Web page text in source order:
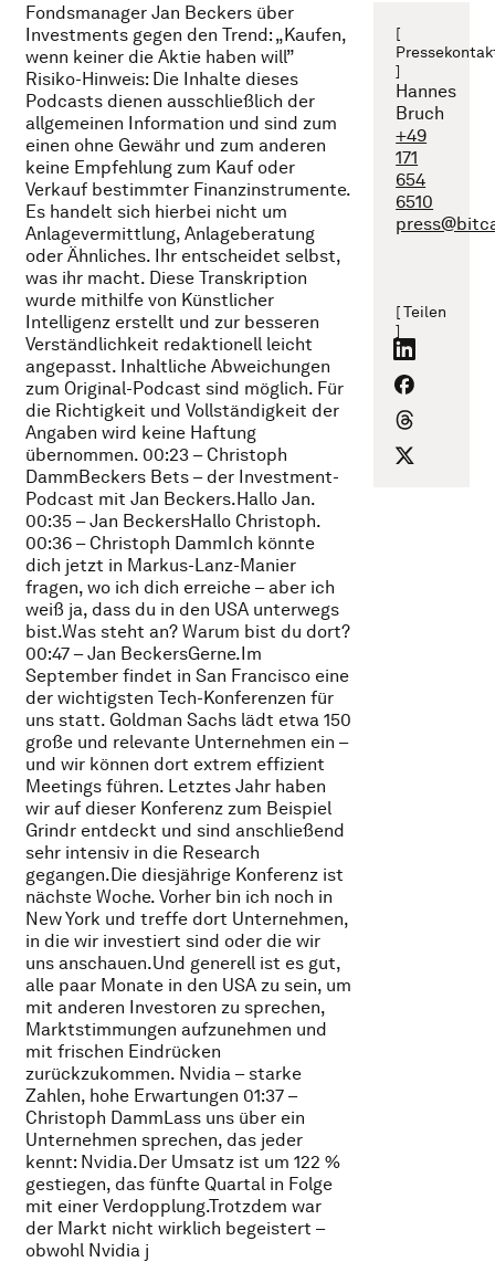
Fondsmanager Jan Beckers über
Investments gegen den Trend: „Kaufen,
wenn keiner die Aktie haben will”
Risiko-Hinweis: Die Inhalte dieses
Podcasts dienen ausschließlich der
allgemeinen Information und sind zum
einen ohne Gewähr und zum anderen
keine Empfehlung zum Kauf oder
Verkauf bestimmter Finanzinstrumente.
Es handelt sich hierbei nicht um
Anlagevermittlung, Anlageberatung
oder Ähnliches. Ihr entscheidet selbst,
was ihr macht. Diese Transkription
wurde mithilfe von Künstlicher
Intelligenz erstellt und zur besseren
Verständlichkeit redaktionell leicht
angepasst. Inhaltliche Abweichungen
zum Original-Podcast sind möglich. Für
die Richtigkeit und Vollständigkeit der
Angaben wird keine Haftung
übernommen. 00:23 – Christoph
DammBeckers Bets – der Investment-
Podcast mit Jan Beckers.Hallo Jan.
00:35 – Jan BeckersHallo Christoph.
00:36 – Christoph DammIch könnte
dich jetzt in Markus-Lanz-Manier
fragen, wo ich dich erreiche – aber ich
weiß ja, dass du in den USA unterwegs
bist.Was steht an? Warum bist du dort?
00:47 – Jan BeckersGerne.Im
September findet in San Francisco eine
der wichtigsten Tech-Konferenzen für
uns statt. Goldman Sachs lädt etwa 150
große und relevante Unternehmen ein –
und wir können dort extrem effizient
Meetings führen. Letztes Jahr haben
wir auf dieser Konferenz zum Beispiel
Grindr entdeckt und sind anschließend
sehr intensiv in die Research
gegangen.Die diesjährige Konferenz ist
nächste Woche. Vorher bin ich noch in
New York und treffe dort Unternehmen,
in die wir investiert sind oder die wir
uns anschauen.Und generell ist es gut,
alle paar Monate in den USA zu sein, um
mit anderen Investoren zu sprechen,
Marktstimmungen aufzunehmen und
mit frischen Eindrücken
zurückzukommen. Nvidia – starke
Zahlen, hohe Erwartungen 01:37 –
Christoph DammLass uns über ein
Unternehmen sprechen, das jeder
kennt: Nvidia.Der Umsatz ist um 122 %
gestiegen, das fünfte Quartal in Folge
mit einer Verdopplung.Trotzdem war
der Markt nicht wirklich begeistert –
obwohl Nvidia j
[
]
Hannes
Bruch
+49
171
654
6510
[ Teilen
]